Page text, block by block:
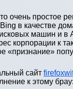
очень простое
в качестве
машин и в
корпорации к
«признание»
сайт
к этому